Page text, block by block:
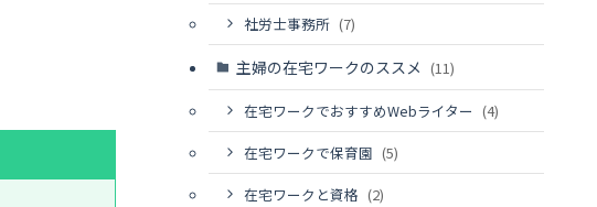
社労士事務所 (7)
主婦の在宅ワークのススメ (11)
在宅ワークでおすすめWebライター (4)
在宅ワークで保育園 (5)
在宅ワークと資格 (2)